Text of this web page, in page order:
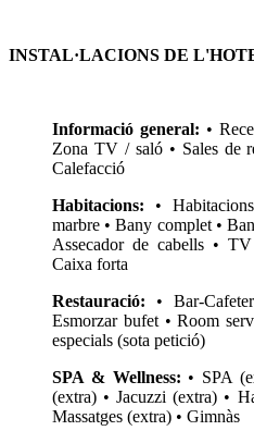
INSTAL·LACIONS DE
Informació general: •
Zona TV / saló • Sales de
Calefacció
Habitacions: •
marbre • Bany complet •
Assecador de cabells •
Caixa forta
Restauració: • Bar-
Esmorzar bufet • Room
especials (sota petició)
SPA & Wellness: • SPA
(extra) • Jacuzzi (extra) •
Massatges (extra) • Gimnàs